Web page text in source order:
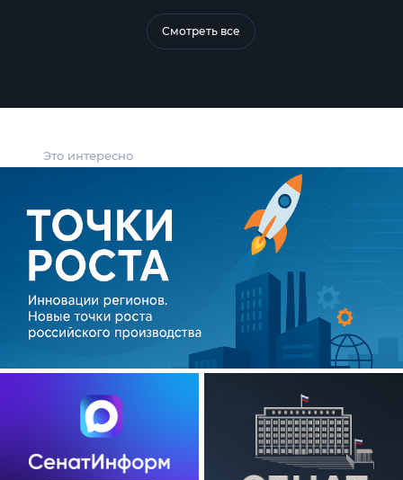
Это интересно
Смотреть все